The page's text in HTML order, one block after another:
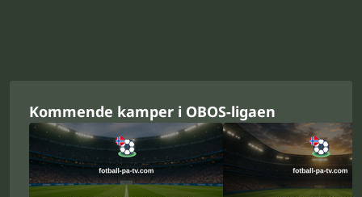
Kommende kamper i OBOS-ligaen